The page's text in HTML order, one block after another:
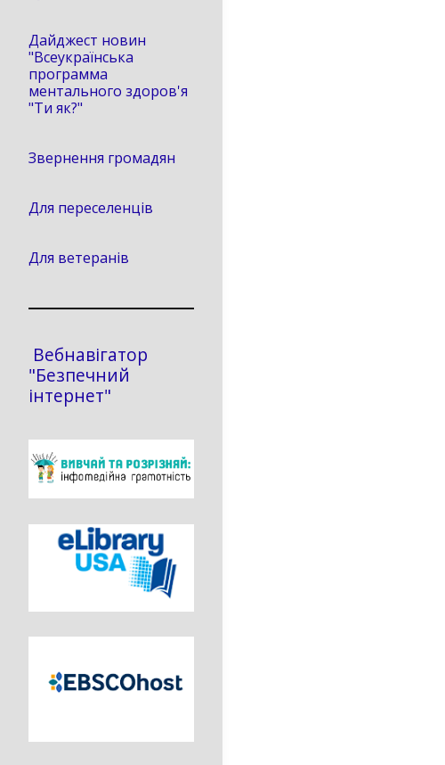
Дайджест новин
"Всеукраїнська
программа
ментального здоров'я
"Ти як?"
Звернення громадян
Для переселенців
Для ветеранів
Вебнавігатор
"Безпечний
інтернет"